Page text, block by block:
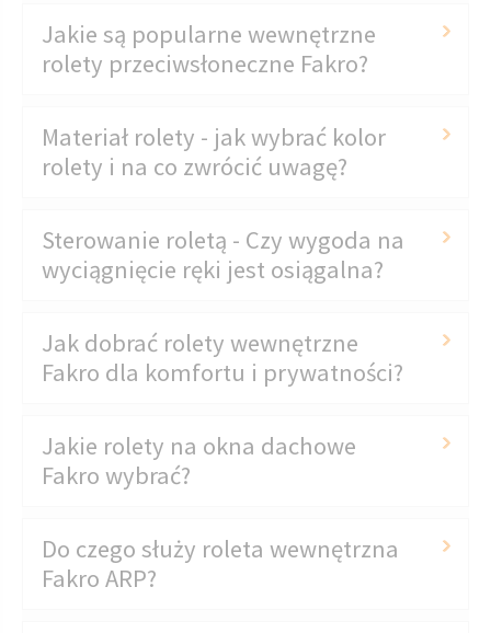
Jakie są popularne wewnętrzne
rolety przeciwsłoneczne Fakro?
Materiał rolety - jak wybrać kolor
rolety i na co zwrócić uwagę?
Sterowanie roletą - Czy wygoda na
wyciągnięcie ręki jest osiągalna?
Jak dobrać rolety wewnętrzne
Fakro dla komfortu i prywatności?
Jakie rolety na okna dachowe
Fakro wybrać?
Do czego służy roleta wewnętrzna
Fakro ARP?